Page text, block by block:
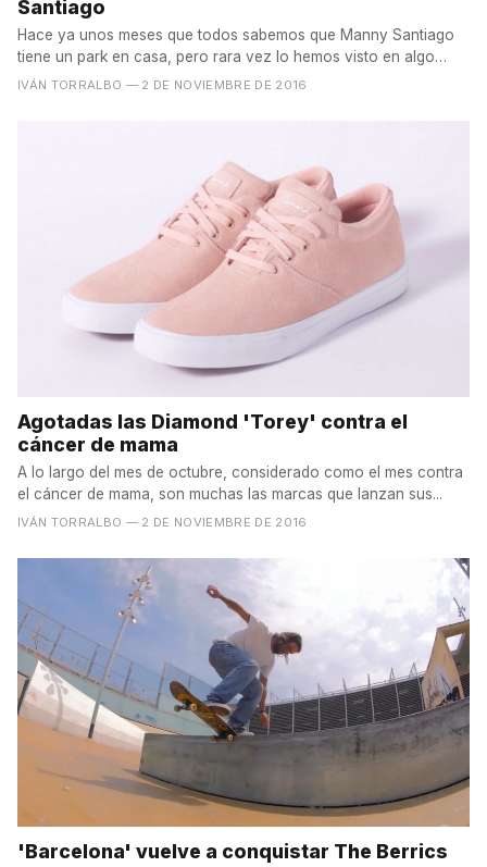
Santiago
Hace ya unos meses que todos sabemos que Manny Santiago
tiene un park en casa, pero rara vez lo hemos visto en algo
que...
IVÁN TORRALBO — 2 DE NOVIEMBRE DE 2016
Agotadas las Diamond 'Torey' contra el
cáncer de mama
A lo largo del mes de octubre, considerado como el mes contra
el cáncer de mama, son muchas las marcas que lanzan sus...
IVÁN TORRALBO — 2 DE NOVIEMBRE DE 2016
'Barcelona' vuelve a conquistar The Berrics